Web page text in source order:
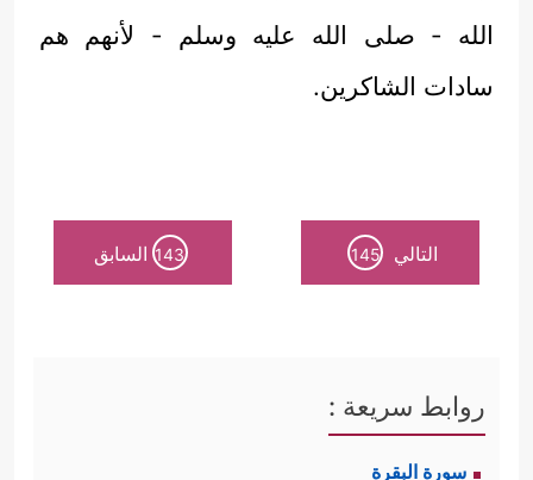
الله - صلى الله عليه وسلم - لأنهم هم
سادات الشاكرين.
التالي 145
143 السابق
روابط سريعة :
سورة البقرة